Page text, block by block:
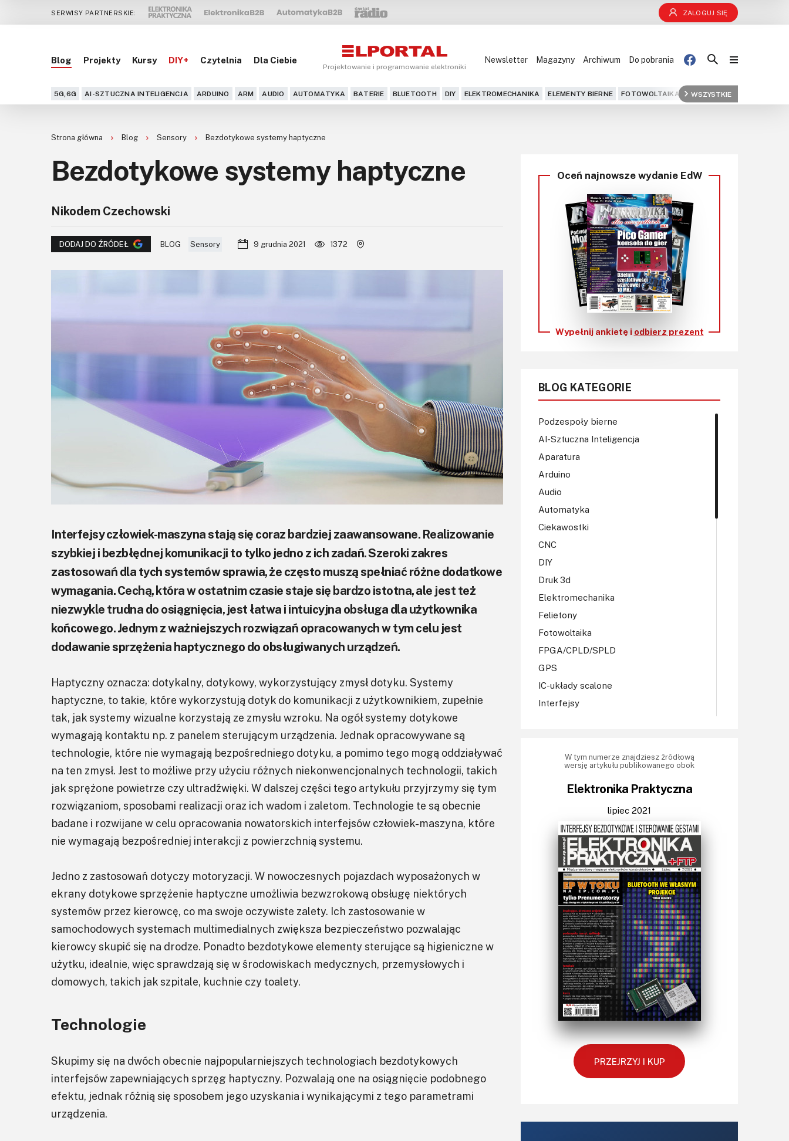
SERWISY PARTNERSKIE: ZALOGUJ SIĘ
Blog Projekty Kursy DIY+ Czytelnia Dla Ciebie
Projektowanie i programowanie elektroniki
Newsletter Magazyny Archiwum Do pobrania
5G,6G AI-SZTUCZNA INTELIGENCJA ARDUINO ARM AUDIO AUTOMATYKA BATERIE BLUETOOTH DIY ELEKTROMECHANIKA ELEMENTY BIERNE FOTOWOLTAIKA FPGA GPS
WSZYSTKIE
Blog
DIY+
Czytelnia
Dla Ciebie
KITy AVT
Kontakt
Do pobrania
Strona główna Blog Sensory Bezdotykowe systemy haptyczne
Bezdotykowe systemy haptyczne
Nikodem Czechowski
DODAJ DO ŹRÓDEŁ BLOG Sensory 9 grudnia 2021 1372
Interfejsy człowiek-maszyna stają się coraz bardziej zaawansowane. Realizowanie
szybkiej i bezbłędnej komunikacji to tylko jedno z ich zadań. Szeroki zakres
zastosowań dla tych systemów sprawia, że często muszą spełniać różne dodatkowe
wymagania. Cechą, która w ostatnim czasie staje się bardzo istotna, ale jest też
niezwykle trudna do osiągnięcia, jest łatwa i intuicyjna obsługa dla użytkownika
końcowego. Jednym z ważniejszych rozwiązań opracowanych w tym celu jest
dodawanie sprzężenia haptycznego do obsługiwanych urządzeń.
Haptyczny oznacza: dotykalny, dotykowy, wykorzystujący zmysł dotyku. Systemy
haptyczne, to takie, które wykorzystują dotyk do komunikacji z użytkownikiem, zupełnie
tak, jak systemy wizualne korzystają ze zmysłu wzroku. Na ogół systemy dotykowe
wymagają kontaktu np. z panelem sterującym urządzenia. Jednak opracowywane są
technologie, które nie wymagają bezpośredniego dotyku, a pomimo tego mogą oddziaływać
na ten zmysł. Jest to możliwe przy użyciu różnych niekonwencjonalnych technologii, takich
jak sprężone powietrze czy ultradźwięki. W dalszej części tego artykułu przyjrzymy się tym
rozwiązaniom, sposobami realizacji oraz ich wadom i zaletom. Technologie te są obecnie
badane i rozwijane w celu opracowania nowatorskich interfejsów człowiek-maszyna, które
nie wymagają bezpośredniej interakcji z powierzchnią systemu.
Jedno z zastosowań dotyczy motoryzacji. W nowoczesnych pojazdach wyposażonych w
ekrany dotykowe sprzężenie haptyczne umożliwia bezwzrokową obsługę niektórych
systemów przez kierowcę, co ma swoje oczywiste zalety. Ich zastosowanie w
samochodowych systemach multimedialnych zwiększa bezpieczeństwo pozwalając
kierowcy skupić się na drodze. Ponadto bezdotykowe elementy sterujące są higieniczne w
użytku, idealnie, więc sprawdzają się w środowiskach medycznych, przemysłowych i
domowych, takich jak szpitale, kuchnie czy toalety.
Technologie
Skupimy się na dwóch obecnie najpopularniejszych technologiach bezdotykowych
interfejsów zapewniających sprzęg haptyczny. Pozwalają one na osiągnięcie podobnego
efektu, jednak różnią się sposobem jego uzyskania i wynikającymi z tego parametrami
urządzenia.
Oceń najnowsze wydanie EdW
Wypełnij ankietę i odbierz prezent
BLOG KATEGORIE
Podzespoły bierne
AI-Sztuczna Inteligencja
Aparatura
Arduino
Audio
Automatyka
Ciekawostki
CNC
DIY
Druk 3d
Elektromechanika
Felietony
Fotowoltaika
FPGA/CPLD/SPLD
GPS
IC-układy scalone
Interfejsy
Komputery
Mechatronika
Mikrokontrolery (MCU,μC)
Moduły
Narzędzia
Optoelektronika
PCB/Montaż
Podstawy elektroniki
Podzespoły bierne
Półprzewodniki
Pomiary i testy
Projektowanie
Raspberry Pi
Komunikacja, RF
W tym numerze znajdziesz źródłową
wersję artykułu publikowanego obok
Elektronika Praktyczna
lipiec 2021
PRZEJRZYJ I KUP